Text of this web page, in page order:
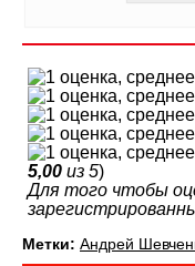
5,00 из 5)
Для того чтобы
Метки: Андрей